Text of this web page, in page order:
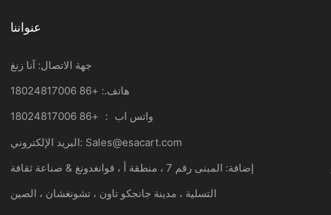
عنواننا
جهة الاتصال: آنا زنغ
هاتف.: +86 18024817006
واتس اب ： +86 18024817006
البريد الإلكتروني: Sales@esacart.com
إضافة: المبنى رقم 7 ، منطقة أ ، قوانغدونغ & صناعة ثقافة
التسلية ، مدينة جانجكو تاون ، تشونغشان ، الصين